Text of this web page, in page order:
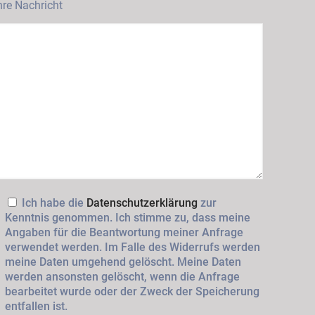
Nachricht
Ich habe die Datenschutzerklärung zur
Kenntnis genommen. Ich stimme zu, dass meine
Angaben für die Beantwortung meiner Anfrage
verwendet werden. Im Falle des Widerrufs werden
meine Daten umgehend gelöscht. Meine Daten
werden ansonsten gelöscht, wenn die Anfrage
bearbeitet wurde oder der Zweck der Speicherung
entfallen ist.